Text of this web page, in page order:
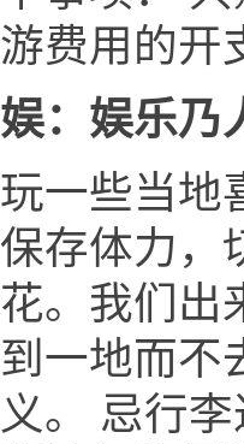
游费用的开
娱：娱乐乃
玩一些当地
保存体力，
花。我们出
到一地而不
义。 忌行